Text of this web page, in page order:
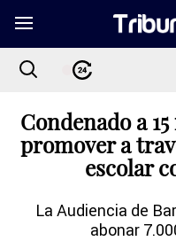
Condenado a
promover a
escolar
La Audiencia de
abonar